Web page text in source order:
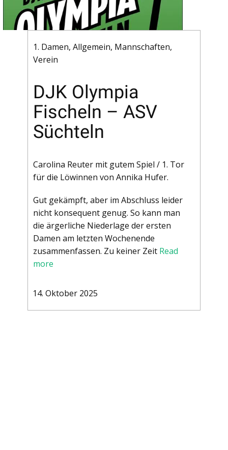
1. Damen, Allgemein, Mannschaften,
Verein
DJK Olympia
Fischeln – ASV
Süchteln
Carolina Reuter mit gutem Spiel / 1. Tor
für die Löwinnen von Annika Hufer.
Gut gekämpft, aber im Abschluss leider
nicht konsequent genug. So kann man
die ärgerliche Niederlage der ersten
Damen am letzten Wochenende
zusammenfassen. Zu keiner Zeit Read
more
14. Oktober 2025